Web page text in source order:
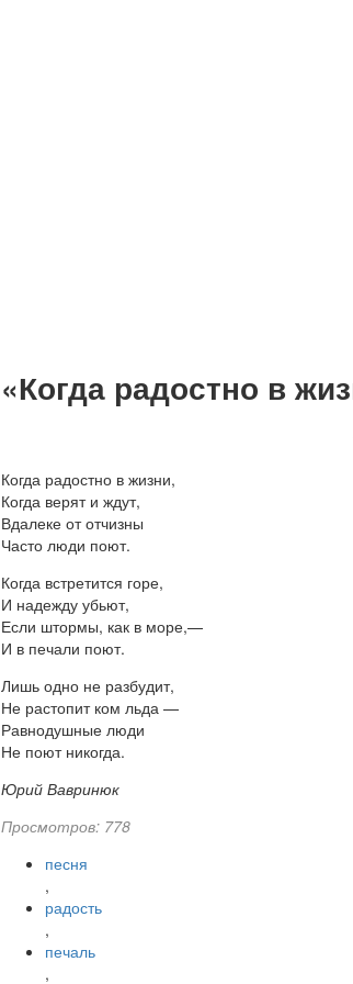
«Когда радостно в
Когда радостно в жизни,
Когда верят и ждут,
Вдалеке от отчизны
Часто люди поют.
Когда встретится горе,
И надежду убьют,
Если штормы, как в море,—
И в печали поют.
Лишь одно не разбудит,
Не растопит ком льда —
Равнодушные люди
Не поют никогда.
Юрий Вавринюк
Просмотров: 778
песня
,
радость
,
печаль
,